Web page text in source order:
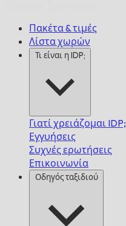
Πακέτα & τιμές
Λίστα χωρών
Τι είναι η IDP;
Γιατί χρειάζομαι IDP;
Εγγυήσεις
Συχνές ερωτήσεις
Επικοινωνία
Οδηγός ταξιδιού